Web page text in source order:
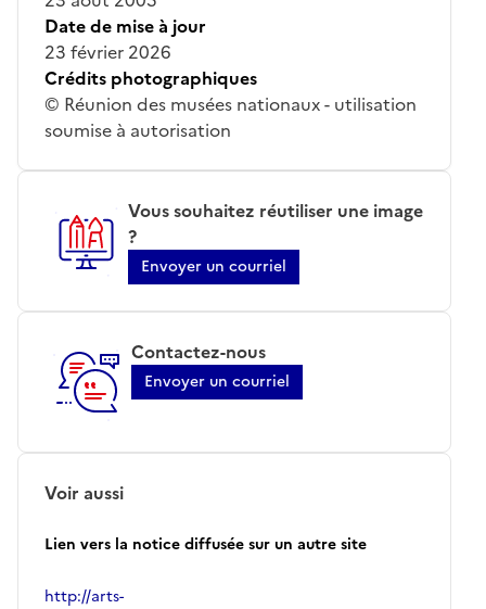
Date de mise à jour
23 février 2026
Crédits photographiques
© Réunion des musées nationaux - utilisation
soumise à autorisation
Vous souhaitez réutiliser une image
?
Envoyer un courriel
Contactez-nous
Envoyer un courriel
Voir aussi
Lien vers la notice diffusée sur un autre site
http://arts-